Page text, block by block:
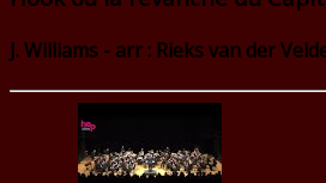
J. Williams - arr : Rieks van der